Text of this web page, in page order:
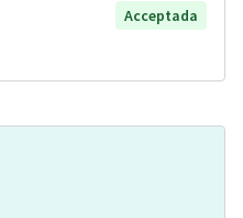
Acceptada